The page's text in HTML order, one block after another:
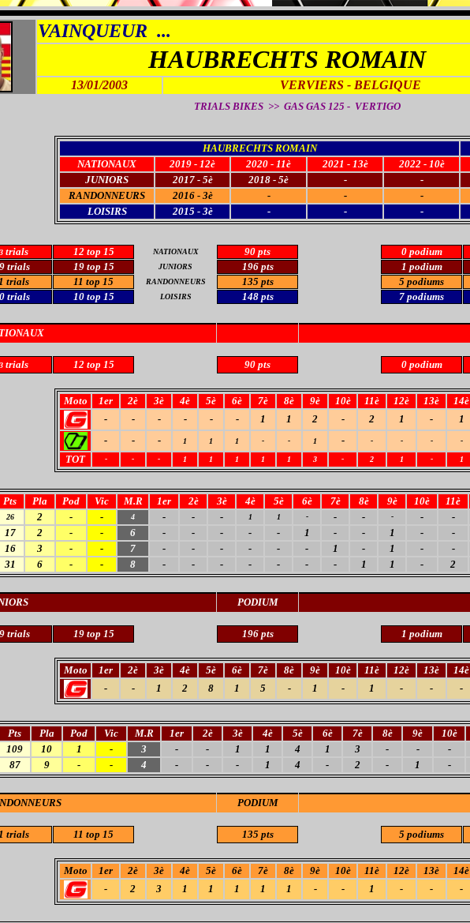
VAINQUEUR ...
HAUBRECHTS ROMAIN
13/01/2003 VERVIERS - BELGIQUE
TRIALS BIKES >> GAS GAS 125 - VERTIGO
HAUBRECHTS ROMAIN
NATIONAUX
2019 - 12è 2020 - 11è 2021 - 13è 2022 - 10è
JUNIORS
2017 - 5è 2018 - 5è - -
RANDONNEURS
2016 - 3è - - -
LOISIRS
2015 - 3è - - -
trials 12 top 15 NATIONAUX 90 pts 0 podium
trials
19 top 15 JUNIORS 196 pts 1 podium
trials
11 top 15 RANDONNEURS 135 pts 5 podiums
trials
10 top 15 LOISIRS 148 pts 7 podiums
trials 12 top 15 90 pts 0 podium
Moto 1er 2è 3è 4è 5è 6è 7è 8è 9è 10è 11è 12è 13è 14è
-
- - - - - 1 1 2 - 2 1 - 1
-
- - 1 1 1 - - 1 - - - - -
TOT - - - 1 1 1 1 1 3 - 2 1 - 1
Pts Pla Pod Vic M.R 1er 2è 3è 4è 5è 6è 7è 8è 9è 10è 11è
26 2 - - 4 - - - 1 1 - - - - - -
17 2 - - 6 - - - - - 1 - - 1 - -
16 3 - - 7 - - - - - - 1 - 1 - -
31 6 - - 8 - - - - - - - 1 1 - 2
PODIUM
trials 19 top 15 196 pts 1 podium
Moto 1er 2è 3è 4è 5è 6è 7è 8è 9è 10è 11è 12è 13è 14è
-
- 1 2 8 1 5 - 1 - 1 - - -
Pts Pla Pod Vic M.R 1er 2è 3è 4è 5è 6è 7è 8è 9è 10è
109 10 1 - 3 - - 1 1 4 1 3 - - -
87 9 - - 4 - - - 1 4 - 2 - 1 -
PODIUM
trials 11 top 15 135 pts 5 podiums
Moto 1er 2è 3è 4è 5è 6è 7è 8è 9è 10è 11è 12è 13è 14è
-
2 3 1 1 1 1 1 - - 1 - - -